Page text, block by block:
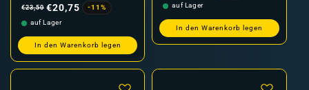
Preis
€23,50 €20,75
-11%
auf Lager
In den Warenkorb legen
auf Lager
In den Warenkorb legen